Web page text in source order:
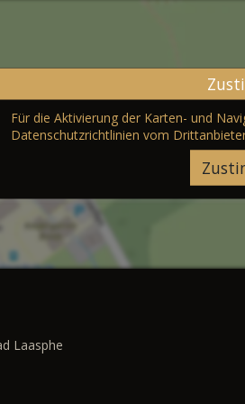
Für die Aktivierung der Karten- und
Datenschutzrichtlinien vom
Laasphe